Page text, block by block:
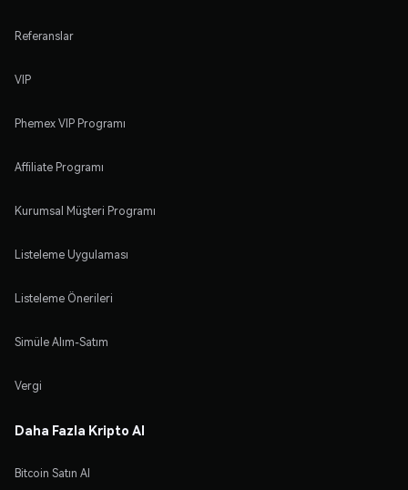
Referanslar
VIP
Phemex VIP Programı
Affiliate Programı
Kurumsal Müşteri Programı
Listeleme Uygulaması
Listeleme Önerileri
Simüle Alım-Satım
Vergi
Daha Fazla Kripto Al
Bitcoin Satın Al